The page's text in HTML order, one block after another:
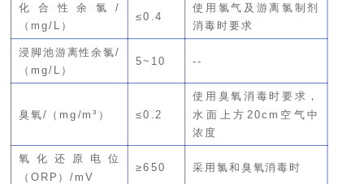
化合性余氯/
（mg/L）
≤0.4
使用氯气及游离氯制剂
消毒时要求
浸脚池游离性余氯/
（mg/L）
5~10 --
臭氧/（mg/m³） ≤0.2
使用臭氧消毒时要求，
水面上方20cm空气中
浓度
氧化还原电位
（ORP）/mV
≥650 采用氯和臭氧消毒时